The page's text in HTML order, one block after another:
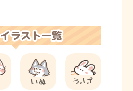
いぬ うさぎ